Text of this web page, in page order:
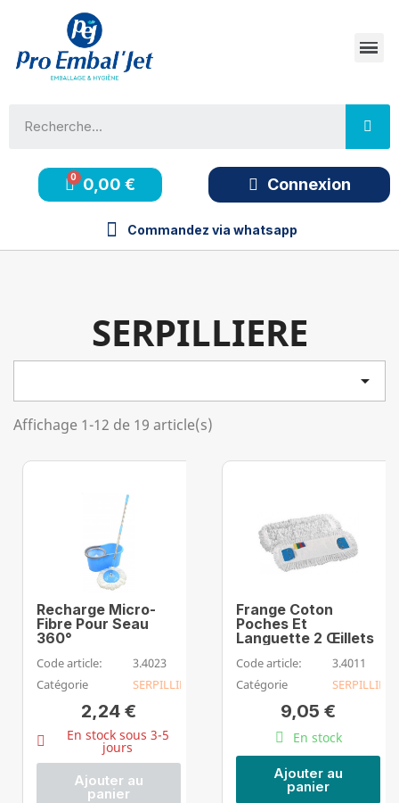
0,00 € Connexion
Commandez via whatsapp
SERPILLIERE

Affichage 1-12 de 19 article(s)
Recharge Micro-
Fibre Pour Seau
360°
Code article:
3.4023
Catégorie
SERPILLIERE
2,24 €
En stock sous 3-5
jours
Ajouter au
panier
Frange Coton
Poches Et
Languette 2 Œillets
Code article:
3.4011
Catégorie
SERPILLIERE
9,05 €
En stock
Ajouter au
panier